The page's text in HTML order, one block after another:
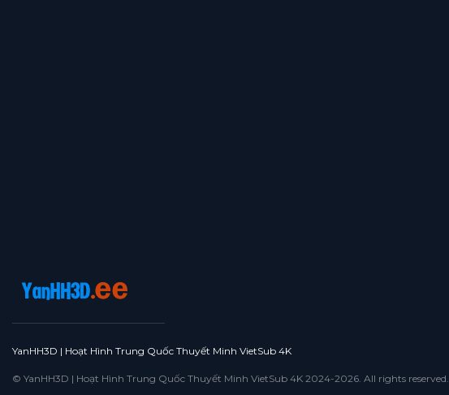
YanHH3D | Hoạt Hình Trung Quốc Thuyết Minh VietSub 4K
© YanHH3D | Hoạt Hình Trung Quốc Thuyết Minh VietSub 4K 2024-2026. All rights reserved.